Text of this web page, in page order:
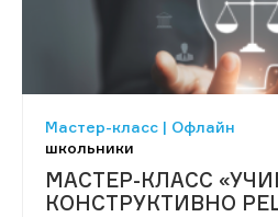
Мастер-класс | Офлайн
школьники
МАСТЕР-КЛАСС
КОНСТРУКТИВНО